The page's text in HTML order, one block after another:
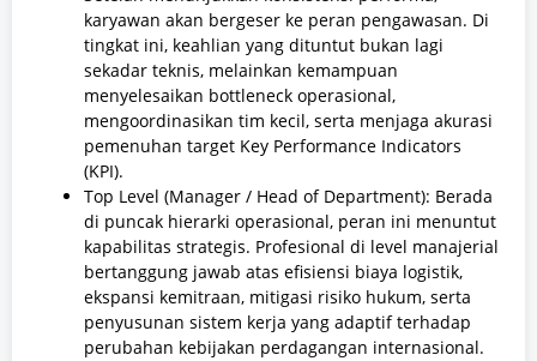
karyawan akan bergeser ke peran pengawasan. Di
tingkat ini, keahlian yang dituntut bukan lagi
sekadar teknis, melainkan kemampuan
menyelesaikan bottleneck operasional,
mengoordinasikan tim kecil, serta menjaga akurasi
pemenuhan target Key Performance Indicators
(KPI).
Top Level (Manager / Head of Department): Berada
di puncak hierarki operasional, peran ini menuntut
kapabilitas strategis. Profesional di level manajerial
bertanggung jawab atas efisiensi biaya logistik,
ekspansi kemitraan, mitigasi risiko hukum, serta
penyusunan sistem kerja yang adaptif terhadap
perubahan kebijakan perdagangan internasional.